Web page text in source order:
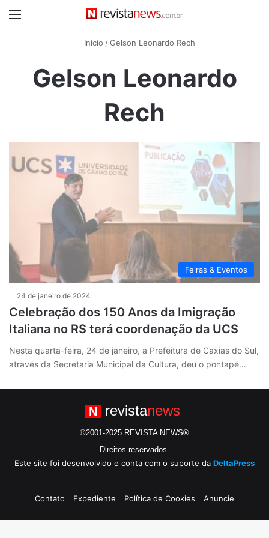
Início /Gelson Leonardo Rech
Gelson Leonardo
Rech
Feiras & Eventos
24 de janeiro de 2024
Celebração dos 150 Anos da Imigração
Italiana no RS terá coordenação da UCS
Nesta quarta-feira, 24 de janeiro, a Prefeitura de Caxias do Sul,
através da Secretaria Municipal da Cultura, deu o pontapé…
N revistanews
©2001-2025 REVISTA NEWS®
Direitos reservados.
Este site foi desenvolvido e conta com o suporte da DeltaPress
Contato Expediente Política de Cookies Anuncie